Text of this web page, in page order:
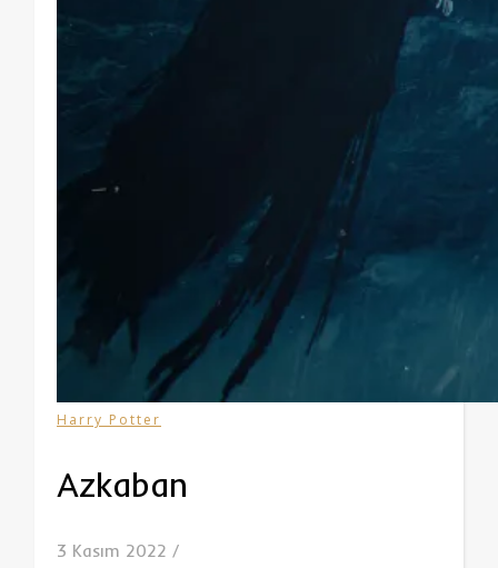
Harry Potter
Azkaban
3 Kasım 2022 /